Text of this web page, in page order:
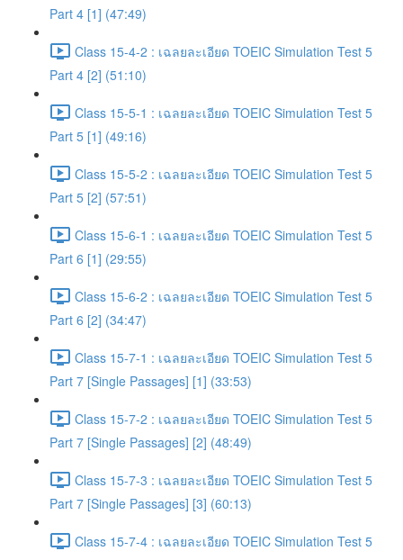
Part 4 [1] (47:49)
Class 15-4-2 : เฉลยละเอียด TOEIC Simulation Test 5
Part 4 [2] (51:10)
Class 15-5-1 : เฉลยละเอียด TOEIC Simulation Test 5
Part 5 [1] (49:16)
Class 15-5-2 : เฉลยละเอียด TOEIC Simulation Test 5
Part 5 [2] (57:51)
Class 15-6-1 : เฉลยละเอียด TOEIC Simulation Test 5
Part 6 [1] (29:55)
Class 15-6-2 : เฉลยละเอียด TOEIC Simulation Test 5
Part 6 [2] (34:47)
Class 15-7-1 : เฉลยละเอียด TOEIC Simulation Test 5
Part 7 [Single Passages] [1] (33:53)
Class 15-7-2 : เฉลยละเอียด TOEIC Simulation Test 5
Part 7 [Single Passages] [2] (48:49)
Class 15-7-3 : เฉลยละเอียด TOEIC Simulation Test 5
Part 7 [Single Passages] [3] (60:13)
Class 15-7-4 : เฉลยละเอียด TOEIC Simulation Test 5